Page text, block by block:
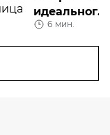
отличаются
идеального
увлажнения
6 мин.